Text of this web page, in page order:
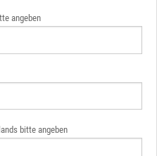
angeben
bitte angeben